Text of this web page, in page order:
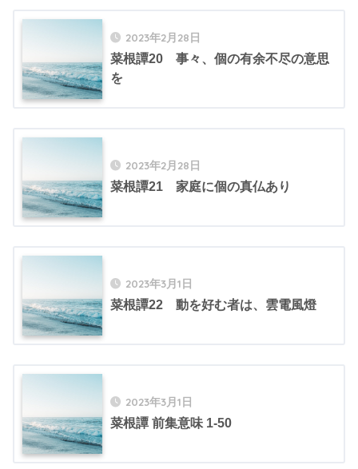
2023年2月28日
菜根譚20 事々、個の有余不尽の意思
を
2023年2月28日
菜根譚21 家庭に個の真仏あり
2023年3月1日
菜根譚22 動を好む者は、雲電風燈
2023年3月1日
菜根譚 前集意味 1-50